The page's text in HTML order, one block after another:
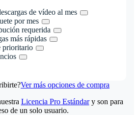
de vídeo al mes
por mes
requerida
más rápidas
prioritario
Ver más opciones de compra
Licencia Pro Estándary son para
de un solo usuario.